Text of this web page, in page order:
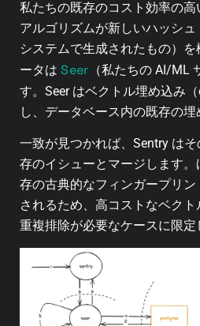
私たちの既存のコスト効率の高
アルゴリズムが新しいハッシ
システムで生成されたもの）
ータは Seer （私たちの AI/ML
す。Seer はベクトル埋め込み
し、データベース内の既存の埋
一致が見つかれば、Sentry は
存のイシューとマージします
存の古典的なフィンガープリン
されるため、高コストなベク
重複排除が必要なケースに限定